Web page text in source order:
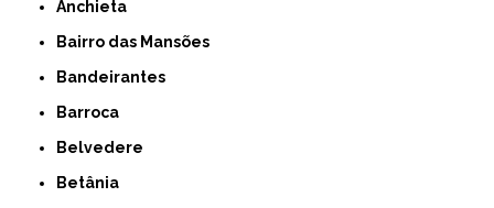
Anchieta
Bairro das Mansões
Bandeirantes
Barroca
Belvedere
Betânia